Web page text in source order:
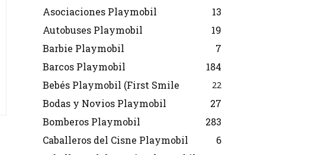
Asociaciones Playmobil
13
Autobuses Playmobil
19
Barbie Playmobil
7
Barcos Playmobil
184
Bebés Playmobil (First Smile
22
Bodas y Novios Playmobil
27
Bomberos Playmobil
283
Caballeros del Cisne Playmobil
6